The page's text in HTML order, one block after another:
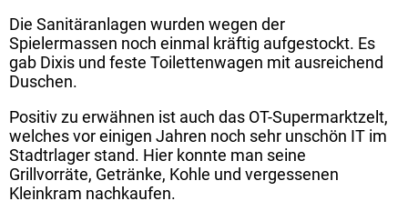
Die Sanitäranlagen wurden wegen der
Spielermassen noch einmal kräftig aufgestockt. Es
gab Dixis und feste Toilettenwagen mit ausreichend
Duschen.
Positiv zu erwähnen ist auch das OT-Supermarktzelt,
welches vor einigen Jahren noch sehr unschön IT im
Stadtrlager stand. Hier konnte man seine
Grillvorräte, Getränke, Kohle und vergessenen
Kleinkram nachkaufen.